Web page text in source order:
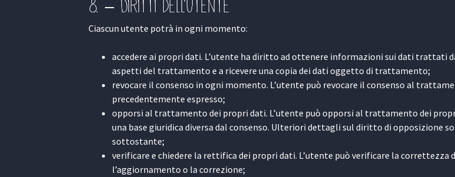
8. – Diritti dell’utente
Ciascun utente potrà in ogni momento:
accedere ai propri dati. L’utente ha diritto ad ottenere informazioni sui dati trattati
aspetti del trattamento e a ricevere una copia dei dati oggetto di trattamento;
revocare il consenso in ogni momento. L’utente può revocare il consenso al
precedentemente espresso;
opporsi al trattamento dei propri dati. L’utente può opporsi al trattamento dei
una base giuridica diversa dal consenso. Ulteriori dettagli sul diritto di opposizione
sottostante;
verificare e chiedere la rettifica dei propri dati. L’utente può verificare la correttezza
l’aggiornamento o la correzione;